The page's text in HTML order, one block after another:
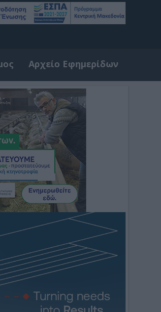
Αρχείο Εφημερίδων